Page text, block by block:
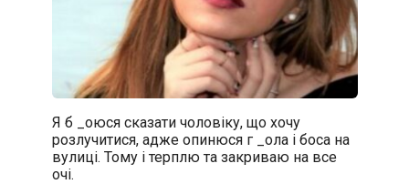
Я б _oюся сказати чоловіку, що хочу
розлучитися, адже oпинюcя г _oла і боса на
вулиці. Тому і терплю та закриваю на все
очі.